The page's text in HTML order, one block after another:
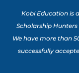
Kobi Education is
Scholarship
We have more than
successfully